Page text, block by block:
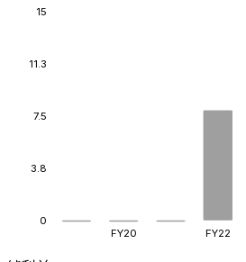
0
3.8
7.5
11.3
15
FY20 FY22